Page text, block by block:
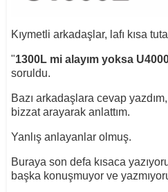
Kıymetli arkadaşlar, lafı kısa
"1300L mi alayım yoksa
soruldu.
Bazı arkadaşlara cevap
bizzat arayarak anlattım.
Yanlış anlayanlar olmuş.
Buraya son defa kısaca
başka konuşmuyor ve